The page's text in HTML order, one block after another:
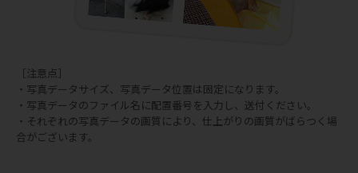
［注意点］
・写真データサイズ、写真データ位置は固定になります。
・写真データのファイル名に配置番号を入力し、送付ください。
・それぞれの写真データの画質により、仕上がりの画質がばらつく場
合がございます。